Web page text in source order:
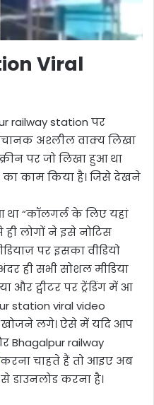
Viral
railway station पर
अश्लील वाक्य लिखा
पर जो लिखा हुआ था
काम किया है। जिसे देखने
था “कॉलगर्ल के लिए यहां
लोगों ने इसे नोटिस
पर इसका वीडियो
ही सभी सोशल मीडिया
और ट्वीटर पर ट्रेंडिंग में आ
station viral video
खोजने लगे। ऐसे में यदि आप
Bhagalpur railway
करना चाहते हैं तो आइए अब
डाउनलोड करना है।